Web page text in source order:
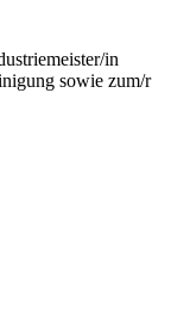
in
sowie zum/r